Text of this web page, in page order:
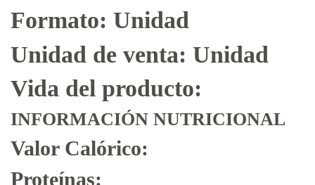
Formato: Unidad
Unidad de venta: Unidad
Vida del producto:
INFORMACIÓN NUTRICIONAL
Valor Calórico:
Proteínas: